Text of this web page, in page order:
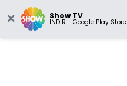
Show TV
İNDİR - Google Play Store